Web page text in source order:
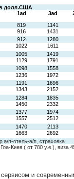
в долл.США
1ad 3ad
819
1141
916
1431
912
1280
1022
1611
1005
1419
1129
1791
1098
1558
1236
1972
1191
1696
1343
2152
1284
1835
1450
2332
1377
1974
1557
2512
1470
2113
1663
2692
а/п-отель-а/п, страховка
Киев ( от 780 у.е.), виза
и